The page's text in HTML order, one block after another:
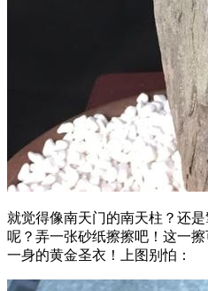
就觉得像南天门的南天柱？还
呢？弄一张砂纸擦擦吧！这一
一身的黄金圣衣！上图别怕：